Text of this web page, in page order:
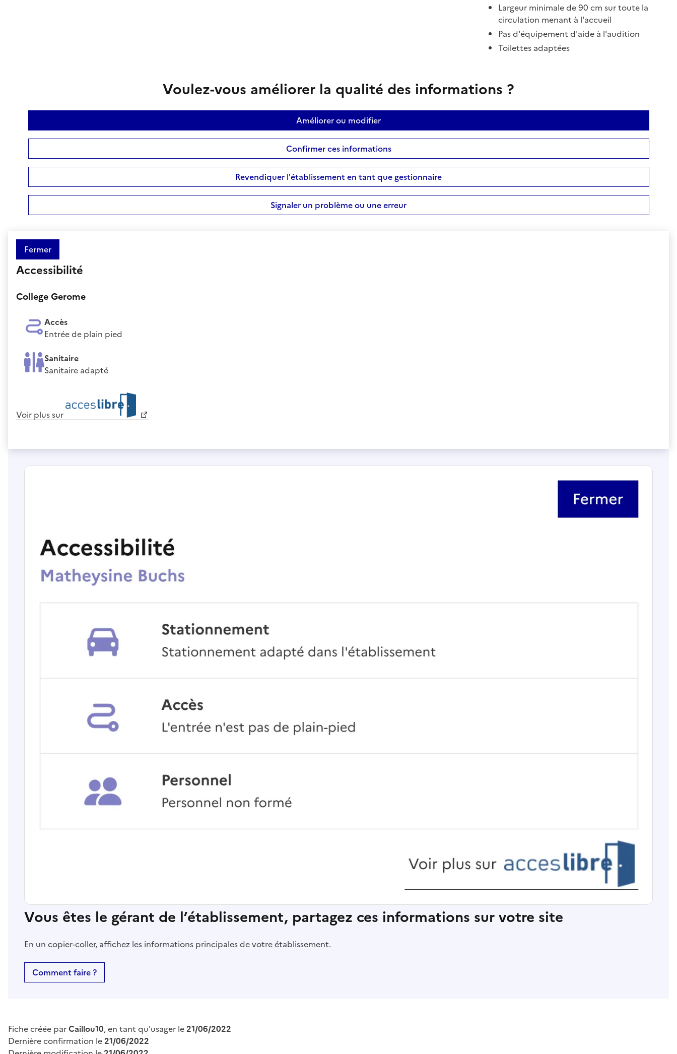
Largeur minimale de 90 cm sur toute la
circulation menant à l'accueil
Pas d'équipement d'aide à l'audition
Toilettes adaptées
Voulez-vous améliorer la qualité des informations ?
Améliorer ou modifier
Confirmer ces informations
Revendiquer l'établissement en tant que gestionnaire
Signaler un problème ou une erreur
Fermer
Accessibilité
College Gerome
Accès
Entrée de plain pied
Sanitaire
Sanitaire adapté
Voir plus sur
Vous êtes le gérant de l’établissement, partagez ces informations sur votre site
En un copier-coller, affichez les informations principales de votre établissement.
Comment faire ?
Fiche créée parCaillou10, en tant qu'usager le21/06/2022
Dernière confirmation le21/06/2022